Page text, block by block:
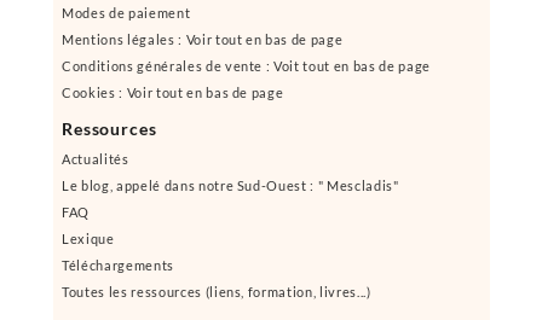
Modes de paiement
Mentions légales : Voir tout en bas de page
Conditions générales de vente : Voit tout en bas de page
Cookies : Voir tout en bas de page
Ressources
Actualités
Le blog, appelé dans notre Sud-Ouest : " Mescladis"
FAQ
Lexique
Téléchargements
Toutes les ressources (liens, formation, livres...)